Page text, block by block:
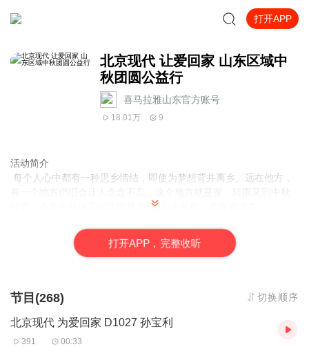
打开APP
北京现代 让爱回家 山东区域中
秋团圆公益行
喜马拉雅山东官方账号
18.01万 9
活动简介
每个人心中都有一种思乡情结，即使为梦想背井离乡、远在他方，
佳节，今年中秋连着国庆即将迎来8天小长假，然而有很多
你总说，在外面挺好的，不想家。
你总说，工作太忙了，没时间。
9月27日起，北京现代联合喜马拉雅推出#北京现代 让爱回家#活
动，同时在喜马拉雅FM开展让思念发声音频征集活动！每一种思念
都有声音，是暗夜里眼泪滴答的哭泣，是报喜不报忧时努力挤出的
笑意，是电话拨通时欣喜的呼吸，是你想对家人说的话语！所以，
打开APP，完整收听
节目(268) 切换顺序
北京现代 为爱回家 D1027 孙宝利
391 00:33